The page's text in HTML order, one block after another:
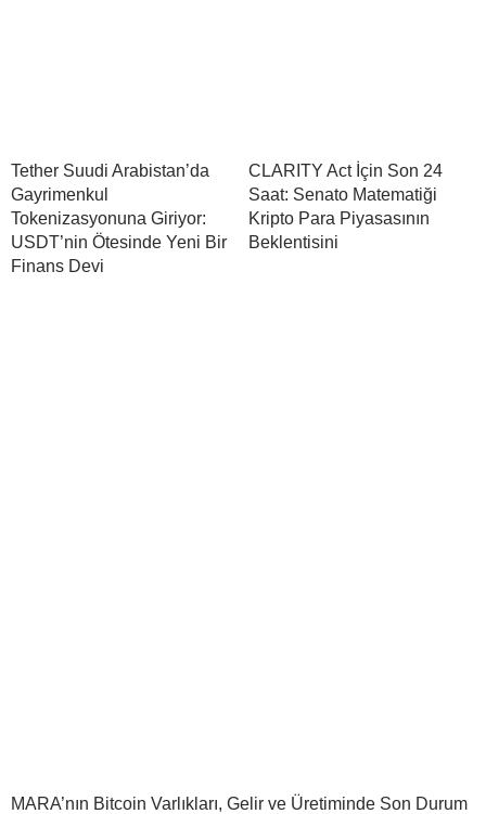
Tether Suudi Arabistan’da
Gayrimenkul
Tokenizasyonuna Giriyor:
USDT’nin Ötesinde Yeni Bir
Finans Devi
CLARITY Act İçin Son 24
Saat: Senato Matematiği
Kripto Para Piyasasının
Beklentisini
MARA’nın Bitcoin Varlıkları, Gelir ve Üretiminde Son Durum